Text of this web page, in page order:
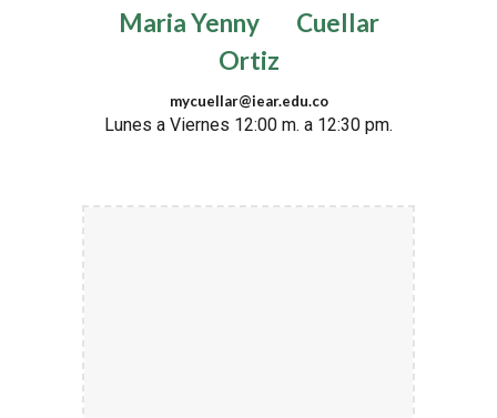
Maria Yenny
Cuellar
Ortiz
mycuellar@iear.edu.co
Lunes a Viernes 12:00 m. a 12:30 pm.